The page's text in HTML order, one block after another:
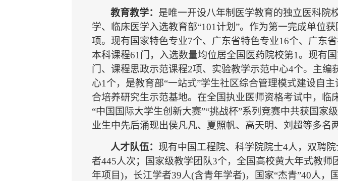
教育教学： 是唯一开设八年制医学教育的独立医科院
学、临床医学入选教育部“101计划”。作为第一完成单位
项。现有国家特色专业7个、广东省特色专业16个、广东
本科课程61门，入选数量均位居全国医药院校第1。现有
门、课程思政示范课程2项、实验教学示范中心4个。主
心1个，是教育部“一站式”学生社区综合管理模式建设自
合培养研究生示范基地。在全国执业医师资格考试中，
“中国国际大学生创新大赛”“挑战杯”系列竞赛中共获国家
业生中先后涌现出侯凡凡、夏照帆、高天明、刘超等多名
人才队伍： 现有中国工程院、科学院院士4人，双聘
者445人次；国家级教学团队3个，全国高校黄大年式教
年项目)，长江学者39人(含青年学者)，国家“杰青”40人